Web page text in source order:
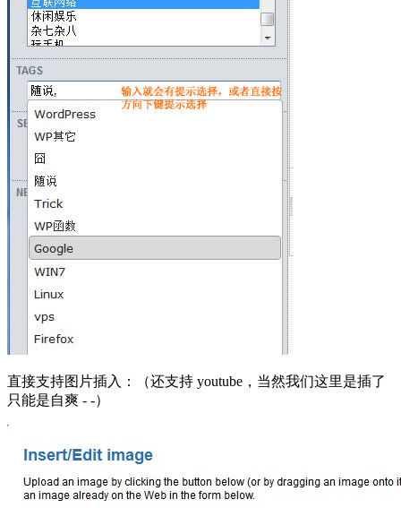
直接支持图片插入：（还支持 youtube，当然我们这里是插了
只能是自爽 - -）